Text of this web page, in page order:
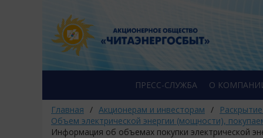
ПРЕСС-СЛУЖБА О
Главная / Акционерам и инвесторам /
Объем электрической энергии (мощности),
Информация об объемах покупки электрической